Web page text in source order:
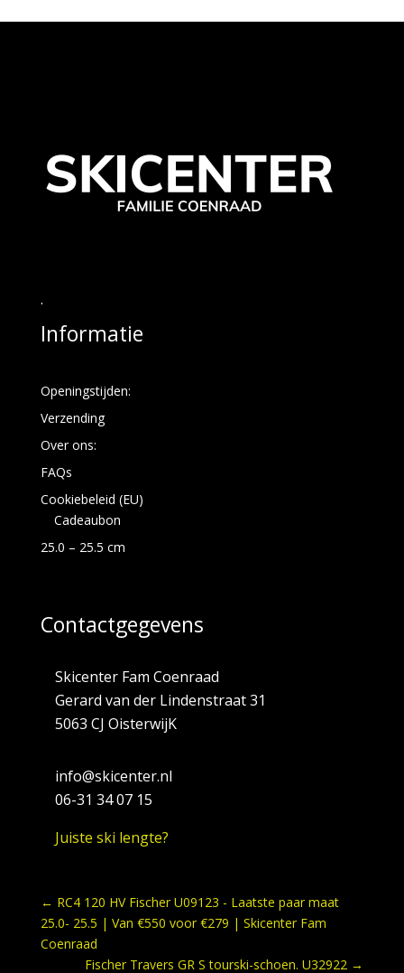
.
Informatie
Openingstijden:
Verzending
Over ons:
FAQs
Cookiebeleid (EU)
Cadeaubon
25.0 – 25.5 cm
Contactgegevens
Skicenter Fam Coenraad
Gerard van der Lindenstraat 31
5063 CJ OisterwijK
info@skicenter.nl
06-31 34 07 15
Juiste ski lengte?
← RC4 120 HV Fischer U09123 - Laatste paar maat
25.0- 25.5 | Van €550 voor €279 | Skicenter Fam
Coenraad
Fischer Travers GR S tourski-schoen. U32922 →